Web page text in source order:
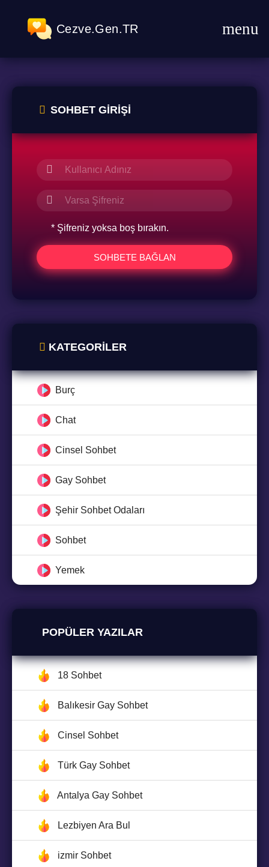
Cezve.Gen.TR
SOHBET GIRIŞI
* Şifreniz yoksa boş bırakın.
SOHBETE BAĞLAN
KATEGORILER
Burç
Chat
Cinsel Sohbet
Gay Sohbet
Şehir Sohbet Odaları
Sohbet
Yemek
POPÜLER YAZILAR
18 Sohbet
Balıkesir Gay Sohbet
Cinsel Sohbet
Türk Gay Sohbet
Antalya Gay Sohbet
Lezbiyen Ara Bul
izmir Sohbet